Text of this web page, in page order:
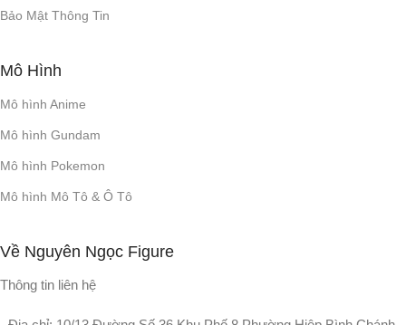
Bảo Mật Thông Tin
Mô Hình
Mô hình Anime
Mô hình Gundam
Mô hình Pokemon
Mô hình Mô Tô & Ô Tô
Về Nguyên Ngọc Figure
Thông tin liên hệ